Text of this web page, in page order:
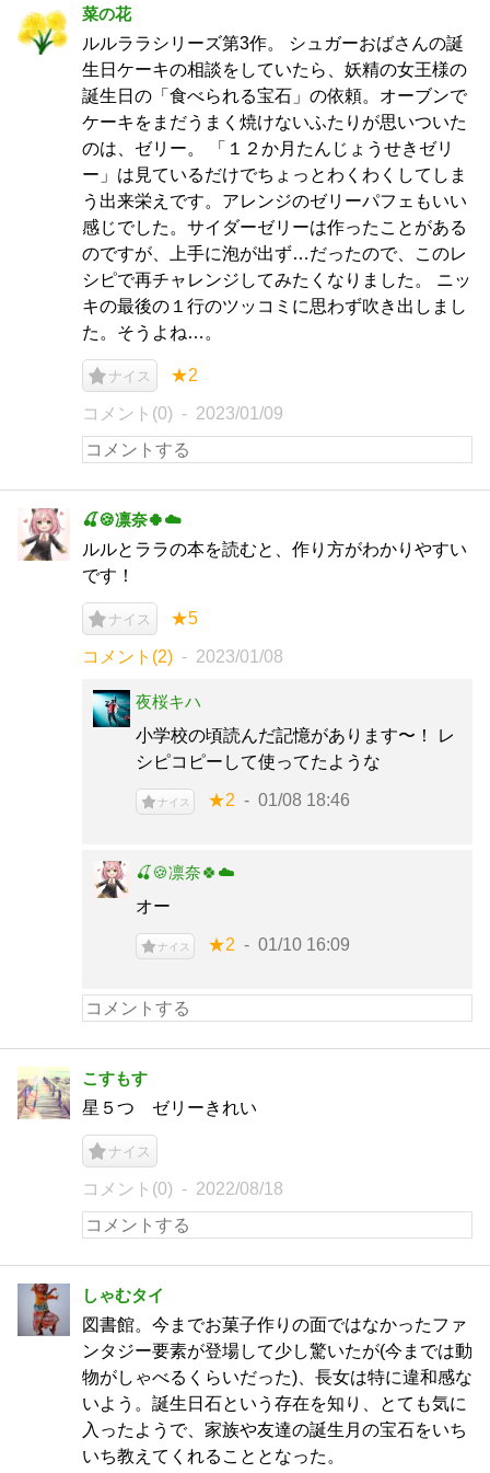
菜の花
ルルララシリーズ第3作。 シュガーおばさんの誕
生日ケーキの相談をしていたら、妖精の女王様の
誕生日の「食べられる宝石」の依頼。オーブンで
ケーキをまだうまく焼けないふたりが思いついた
のは、ゼリー。 「１２か月たんじょうせきゼリ
ー」は見ているだけでちょっとわくわくしてしま
う出来栄えです。アレンジのゼリーパフェもいい
感じでした。サイダーゼリーは作ったことがある
のですが、上手に泡が出ず…だったので、このレ
シピで再チャレンジしてみたくなりました。 ニッ
キの最後の１行のツッコミに思わず吹き出しまし
た。そうよね…。
ナイス ★2
コメント(0) 2023/01/09
🍒🍪凛奈🍀☁️
ルルとララの本を読むと、作り方がわかりやすい
です！
ナイス ★5
コメント(2) 2023/01/08
夜桜キハ
小学校の頃読んだ記憶があります〜！ レ
シピコピーして使ってたような
ナイス ★2 01/08 18:46
🍒🍪凛奈🍀☁️
オー
ナイス ★2 01/10 16:09
こすもす
星５つ ゼリーきれい
ナイス
コメント(0) 2022/08/18
しゃむタイ
図書館。今までお菓子作りの面ではなかったファ
ンタジー要素が登場して少し驚いたが(今までは動
物がしゃべるくらいだった)、長女は特に違和感な
いよう。誕生日石という存在を知り、とても気に
入ったようで、家族や友達の誕生月の宝石をいち
いち教えてくれることとなった。